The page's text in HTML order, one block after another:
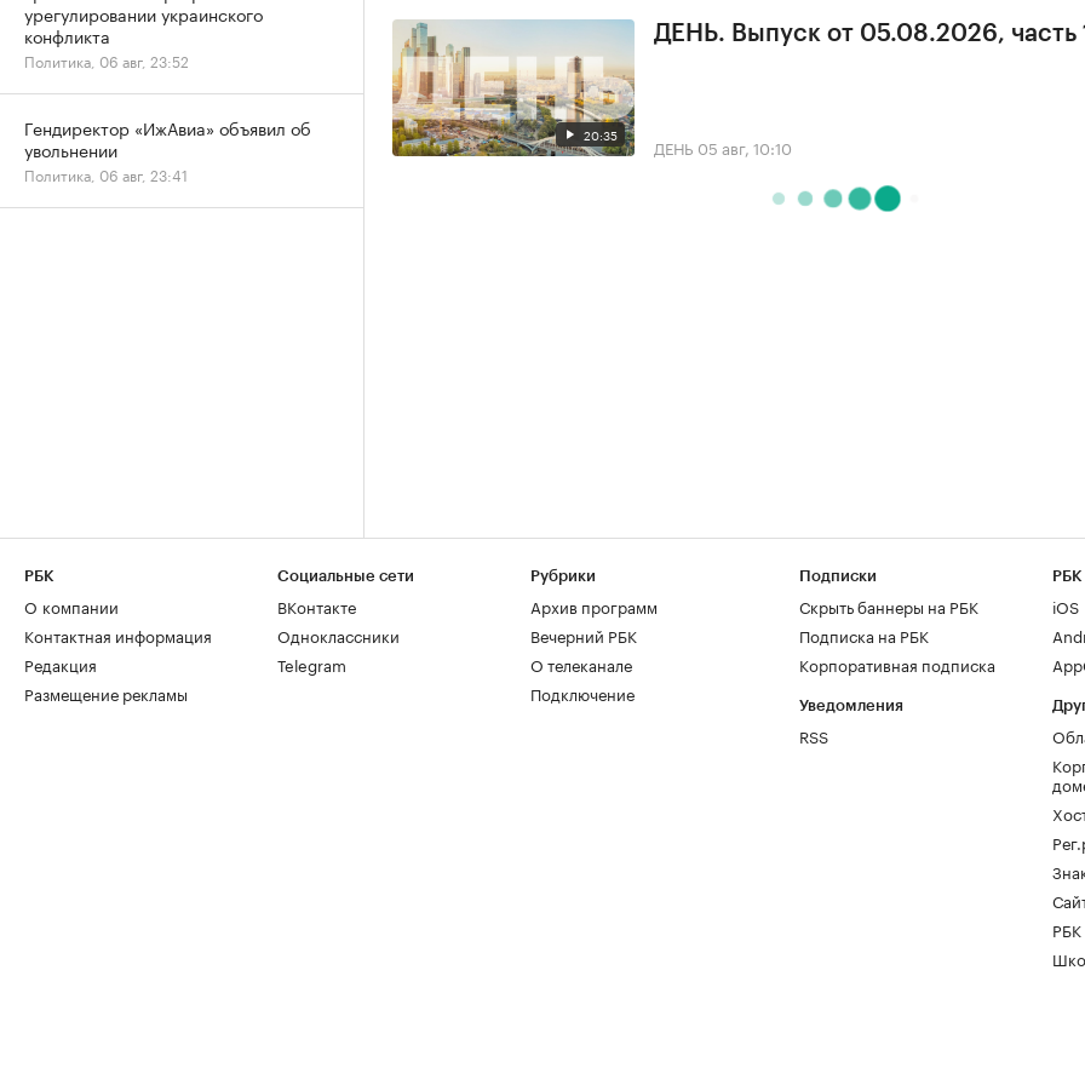
20:35
ДЕНЬ. Выпуск от 05.08.2026, часть
ДЕНЬ 05 авг, 10:10
урегулировании украинского
конфликта
Политика, 06 авг, 23:52
Гендиректор «ИжАвиа» объявил об
увольнении
Политика, 06 авг, 23:41
РБК
О компании
Контактная информация
Редакция
Размещение рекламы
Социальные сети
ВКонтакте
Одноклассники
Telegram
Рубрики
Архив программ
Вечерний РБК
О телеканале
Подключение
Подписки
Скрыть баннеры на РБК
Подписка на РБК
Корпоративная подписка
Уведомления
RSS
РБК
iOS